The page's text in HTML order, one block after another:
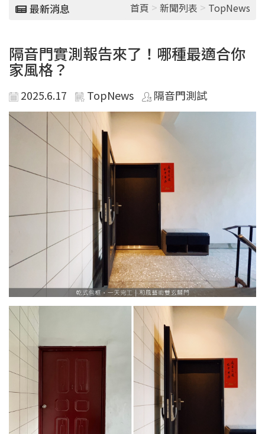
最新消息 首頁 > 新聞列表 > TopNews
隔音門實測報告來了！哪種最適合你
家風格？
2025.6.17 TopNews 隔音門測試